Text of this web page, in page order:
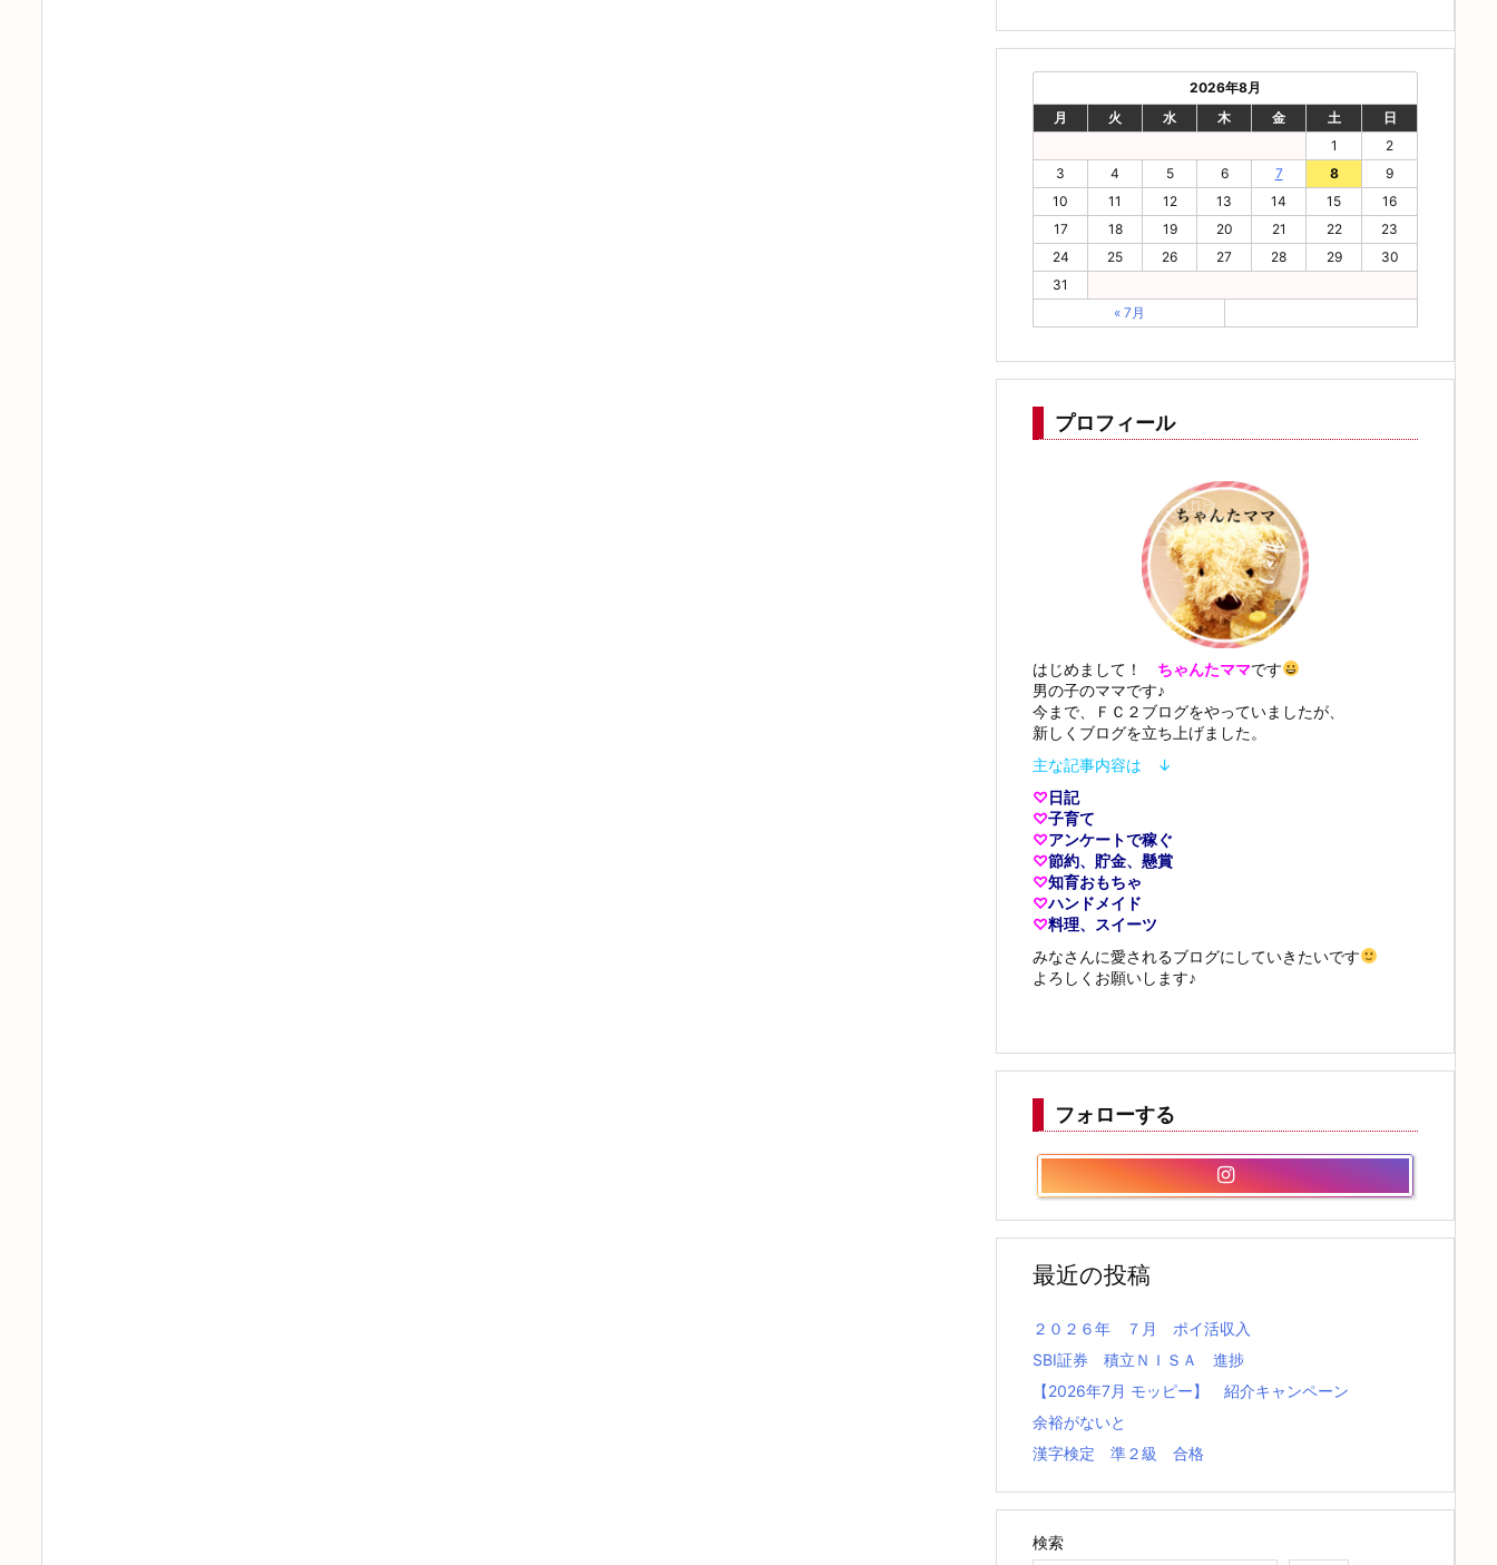
2026年8月
月
火 水 木 金 土
日
1
2
3
4 5 6 7 8
9
10
11 12 13 14 15
16
17
18 19 20 21 22
23
24
25 26 27 28 29
30
31
« 7月
プロフィール
はじめまして！ ちゃんたママです
男の子のママです♪
今まで、ＦＣ２ブログをやっていましたが、
新しくブログを立ち上げました。
主な記事内容は ↓
♡日記
♡子育て
♡アンケートで稼ぐ
♡節約、貯金、懸賞
♡知育おもちゃ
♡ハンドメイド
♡料理、スイーツ
みなさんに愛されるブログにしていきたいです
よろしくお願いします♪
フォローする
最近の投稿
２０２６年 ７月 ポイ活収入
SBI証券 積立ＮＩＳＡ 進捗
【2026年7月 モッピー】 紹介キャンペーン
余裕がないと
漢字検定 準２級 合格
検索